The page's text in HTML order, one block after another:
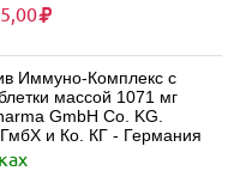
Иммуно-Комплекс с
массой 1071 мг
GmbH Co. KG.
и Ко. КГ - Германия